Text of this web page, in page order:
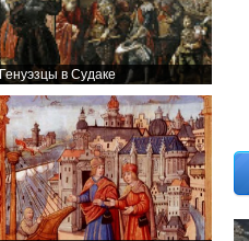
Генуэзцы в Судаке